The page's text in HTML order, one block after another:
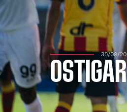
30/09/